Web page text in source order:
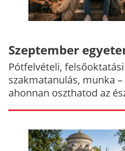
Szeptember
Pótfelvételi,
szakmatanulás, munka
ahonnan oszthatod az